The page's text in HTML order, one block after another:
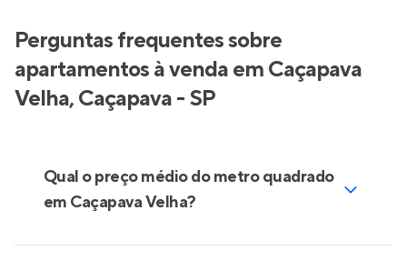
Perguntas frequentes sobre
apartamentos à venda em Caçapava
Velha, Caçapava - SP
Qual o preço médio do metro quadrado
em Caçapava Velha?